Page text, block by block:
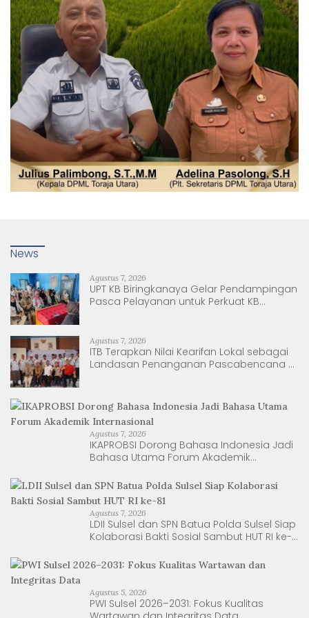
News
Agustus 7, 2026
UPT KB Biringkanaya Gelar Pendampingan
Pasca Pelayanan untuk Perkuat KB
Agustus 7, 2026
ITB Terapkan Nilai Kearifan Lokal sebagai
Landasan Penanganan Pascabencana di
Agustus 7, 2026
IKAPROBSI Dorong Bahasa Indonesia Jadi
Bahasa Utama Forum Akademik
Agustus 7, 2026
LDII Sulsel dan SPN Batua Polda Sulsel Siap
Kolaborasi Bakti Sosial Sambut HUT RI ke-
Agustus 5, 2026
PWI Sulsel 2026–2031: Fokus Kualitas